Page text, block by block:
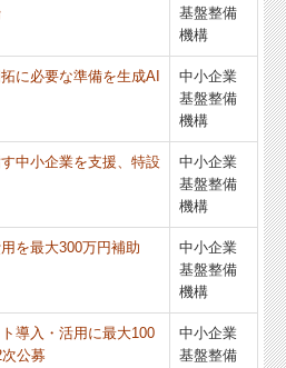
基盤整備
機構
に必要な準備を生成AI
中小企業
基盤整備
機構
中小企業を支援、特設
中小企業
基盤整備
機構
を最大300万円補助
中小企業
基盤整備
機構
導入・活用に最大100
公募
中小企業
基盤整備